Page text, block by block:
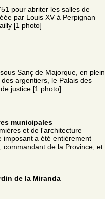
pour abriter les salles de
par Louis XV à Perpignan
[1 photo]
Sanç de Majorque, en plein
argentiers, le Palais des
justice [1 photo]
municipales
et de l'architecture
imposant a été entièrement
commandant de la Province, et
de la Miranda